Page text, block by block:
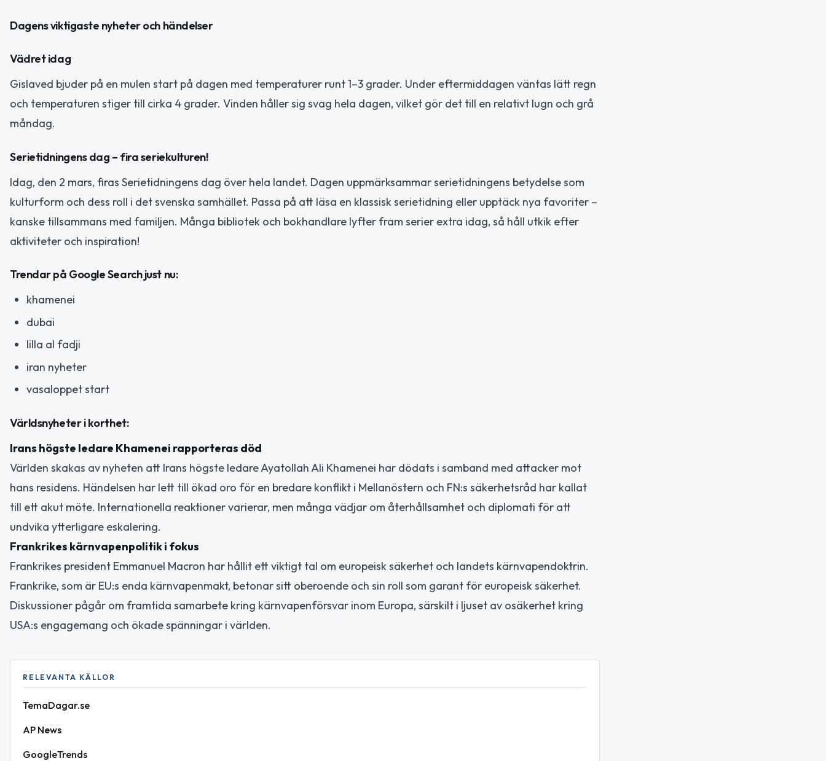
Dagens viktigaste nyheter och händelser
Vädret idag
Gislaved bjuder på en mulen start på dagen med temperaturer runt 1–3 grader. Under eftermiddagen väntas lätt regn
och temperaturen stiger till cirka 4 grader. Vinden håller sig svag hela dagen, vilket gör det till en relativt lugn och grå
måndag.
Serietidningens dag – fira seriekulturen!
Idag, den 2 mars, firas Serietidningens dag över hela landet. Dagen uppmärksammar serietidningens betydelse som
kulturform och dess roll i det svenska samhället. Passa på att läsa en klassisk serietidning eller upptäck nya favoriter –
kanske tillsammans med familjen. Många bibliotek och bokhandlare lyfter fram serier extra idag, så håll utkik efter
aktiviteter och inspiration!
Trendar på Google Search just nu:
khamenei
dubai
lilla al fadji
iran nyheter
vasaloppet start
Världsnyheter i korthet:
Irans högste ledare Khamenei rapporteras död
Världen skakas av nyheten att Irans högste ledare Ayatollah Ali Khamenei har dödats i samband med attacker mot
hans residens. Händelsen har lett till ökad oro för en bredare konflikt i Mellanöstern och FN:s säkerhetsråd har kallat
till ett akut möte. Internationella reaktioner varierar, men många vädjar om återhållsamhet och diplomati för att
undvika ytterligare eskalering.
Frankrikes kärnvapenpolitik i fokus
Frankrikes president Emmanuel Macron har hållit ett viktigt tal om europeisk säkerhet och landets kärnvapendoktrin.
Frankrike, som är EU:s enda kärnvapenmakt, betonar sitt oberoende och sin roll som garant för europeisk säkerhet.
Diskussioner pågår om framtida samarbete kring kärnvapenförsvar inom Europa, särskilt i ljuset av osäkerhet kring
USA:s engagemang och ökade spänningar i världen.
RELEVANTA KÄLLOR
TemaDagar.se
AP News
GoogleTrends